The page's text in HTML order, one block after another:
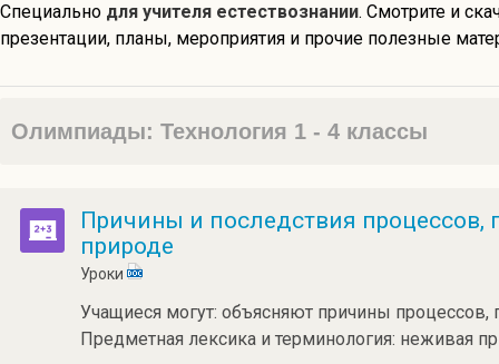
Специально для учителя естествознании. Смотрите и
презентации, планы, мероприятия и прочие полезные
Олимпиады: Технология 1 - 4 классы
Причины и последствия процессов,
природе
Уроки
Учащиеся могут: объясняют причины
Предметная лексика и терминология: неживая